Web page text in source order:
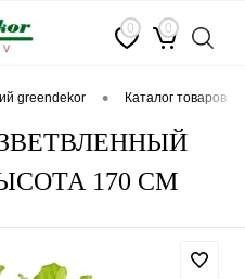
0 0
greendekor • каталог товаров
170 СМ